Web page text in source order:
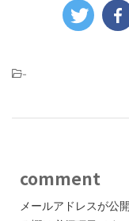
-
comment
メールアドレスが公